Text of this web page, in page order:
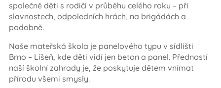
společně děti s rodiči v průběhu celého roku – při
slavnostech, odpoledních hrách, na brigádách a
podobně.
Naše mateřská škola je panelového typu v sídlišti
Brno – Líšeň, kde děti vidí jen beton a panel. Předností
naší školní zahrady je, že poskytuje dětem vnímat
přírodu všemi smysly.